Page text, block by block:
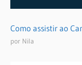
Como assistir ao
por Nila